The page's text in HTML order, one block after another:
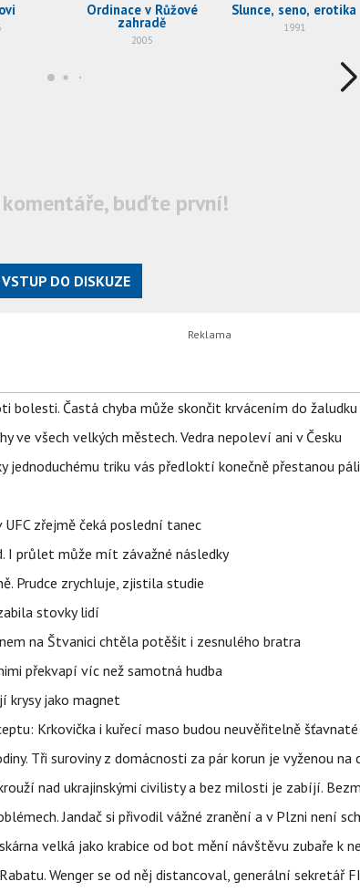
Ordinace v Růžové
zahradě
2005
Slunce, seno, erotika
1991
buďte první!
VSTUP DO DISKUZE
Častá chyba může skončit krvácením do žaludku
ve všech velkých městech. Vedra nepoleví ani v Česku
jednoduchému triku vás předloktí konečně přestanou
zřejmě čeká poslední tanec
I průlet může mít závažné následky
Prudce zrychluje, zjistila studie
stovky lidí
na Štvanici chtěla potěšit i zesnulého bratra
překvapí víc než samotná hudba
krysy jako magnet
Krkovička i kuřecí maso budou neuvěřitelně šťavnaté
Tři suroviny z domácnosti za pár korun je vyženou na
nad ukrajinskými civilisty a bez milosti je zabíjí.
Jandač si přivodil vážné zranění a v Plzni není
velká jako krabice od bot mění návštěvu zubaře k
Wenger se od něj distancoval, generální sekretář